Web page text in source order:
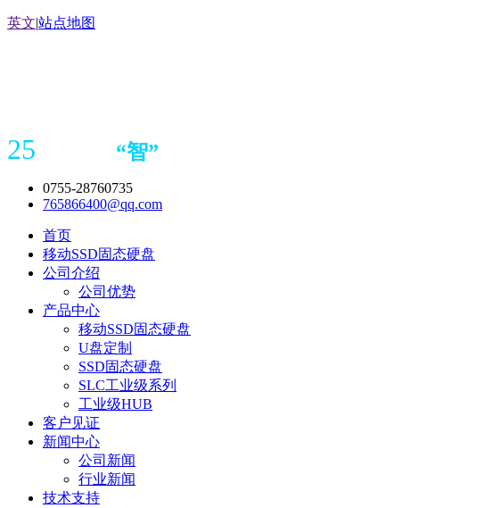
英文|站点地图
25 “智”
0755-28760735
765866400@qq.com
首页
移动SSD固态硬盘
公司介绍
公司优势
产品中心
移动SSD固态硬盘
U盘定制
SSD固态硬盘
SLC工业级系列
工业级HUB
客户见证
新闻中心
公司新闻
行业新闻
技术支持